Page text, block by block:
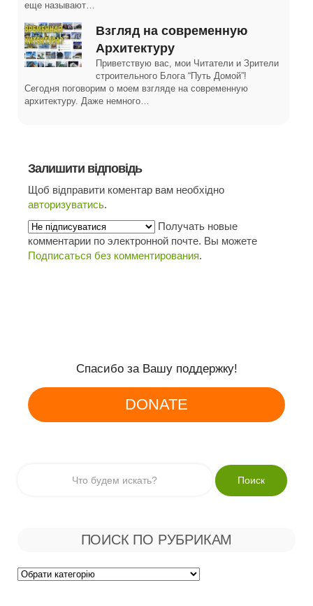
еще называют…
Взгляд на современную
Архитектуру
Приветствую вас, мои Читатели и Зрители
строительного Блога “Путь Домой”!
Сегодня поговорим о моем взгляде на современную
архитектуру. Даже немного…
Залишити відповідь
Щоб відправити коментар вам необхідно
авторизуватись.
Получать новые
комментарии по электронной почте. Вы можете
Подписаться без комментирования.
Спасибо за Вашу поддержку!
DONATE
ПОИСК ПО РУБРИКАМ
Поиск